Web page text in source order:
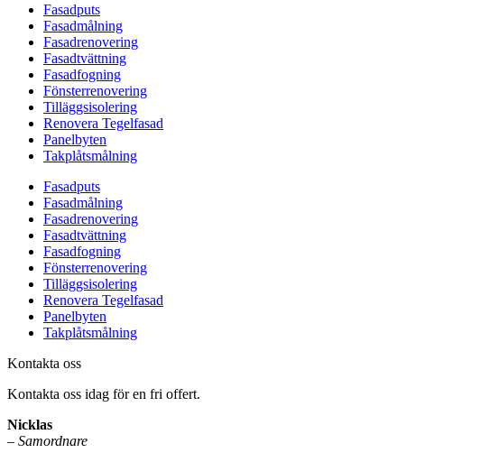
Fasadputs
Fasadmålning
Fasadrenovering
Fasadtvättning
Fasadfogning
Fönsterrenovering
Tilläggsisolering
Renovera Tegelfasad
Panelbyten
Takplåtsmålning
Fasadputs
Fasadmålning
Fasadrenovering
Fasadtvättning
Fasadfogning
Fönsterrenovering
Tilläggsisolering
Renovera Tegelfasad
Panelbyten
Takplåtsmålning
Kontakta oss
Kontakta oss idag för en fri offert.
Nicklas
– Samordnare